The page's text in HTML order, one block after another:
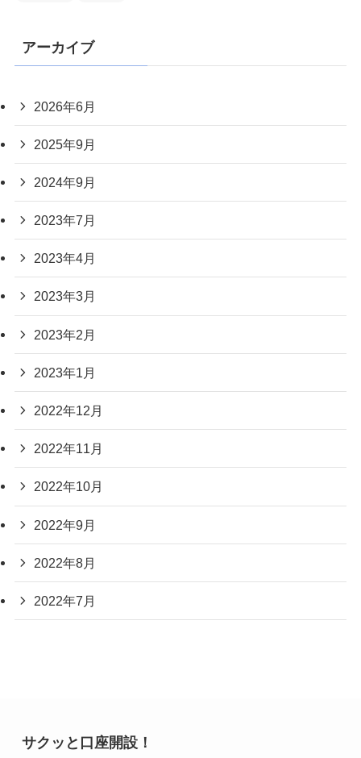
アーカイブ
2026年6月
2025年9月
2024年9月
2023年7月
2023年4月
2023年3月
2023年2月
2023年1月
2022年12月
2022年11月
2022年10月
2022年9月
2022年8月
2022年7月
サクッと口座開設！